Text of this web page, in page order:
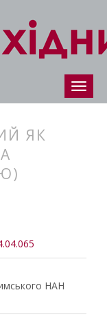
ЯК
НАН